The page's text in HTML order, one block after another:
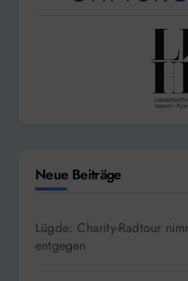
Neue Beiträge
Lügde: Charity-Radtour
entgegen